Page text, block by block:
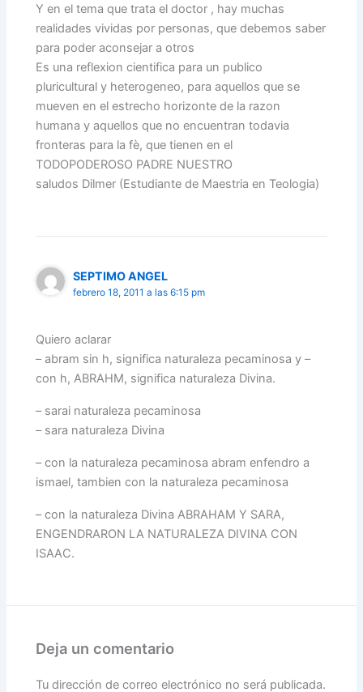
Y en el tema que trata el doctor , hay muchas
realidades vividas por personas, que debemos saber
para poder aconsejar a otros
Es una reflexion cientifica para un publico
pluricultural y heterogeneo, para aquellos que se
mueven en el estrecho horizonte de la razon
humana y aquellos que no encuentran todavia
fronteras para la fè, que tienen en el
TODOPODEROSO PADRE NUESTRO
saludos Dilmer (Estudiante de Maestria en Teologia)
SEPTIMO ANGEL
febrero 18, 2011 a las 6:15 pm
Quiero aclarar
– abram sin h, significa naturaleza pecaminosa y –
con h, ABRAHM, significa naturaleza Divina.
– sarai naturaleza pecaminosa
– sara naturaleza Divina
– con la naturaleza pecaminosa abram enfendro a
ismael, tambien con la naturaleza pecaminosa
– con la naturaleza Divina ABRAHAM Y SARA,
ENGENDRARON LA NATURALEZA DIVINA CON
ISAAC.
Deja un comentario
Tu dirección de correo electrónico no será publicada.